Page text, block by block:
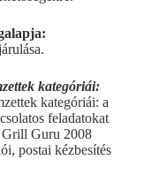
kategóriái:
kategóriái: a
feladatokat
Grill Guru 2008
postai kézbesítés